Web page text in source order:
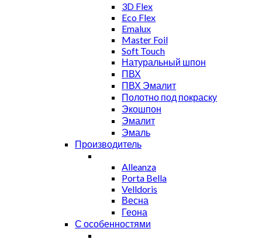
3D Flex
Eco Flex
Emalux
Master Foil
Soft Touch
Натуральный шпон
ПВХ
ПВХ Эмалит
Полотно под покраску
Экошпон
Эмалит
Эмаль
Производитель
Alleanza
Porta Bella
Velldoris
Весна
Геона
С особенностями